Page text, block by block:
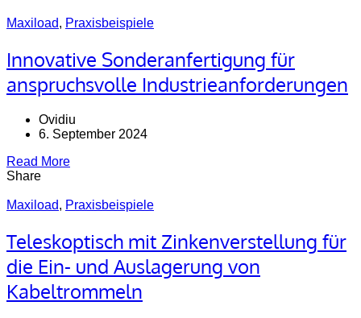
Maxiload, Praxisbeispiele
Innovative Sonderanfertigung für
anspruchsvolle Industrieanforderungen
Ovidiu
6. September 2024
Read More
Share
Maxiload, Praxisbeispiele
Teleskoptisch mit Zinkenverstellung für
die Ein- und Auslagerung von
Kabeltrommeln